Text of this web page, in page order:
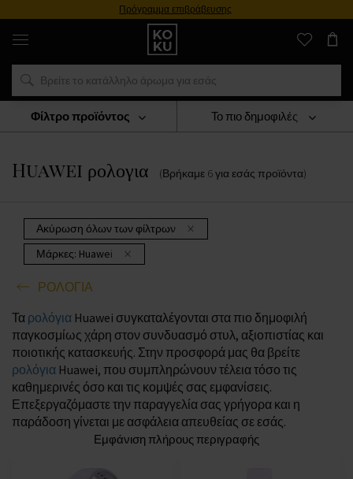
Πρόγραμμα επιβράβευσης
Αυθεντικά
αρώματα
και
ρολόγια
σε
μέρος
ΡΟΛΟΓΙΑ
Huawei Ρολογια
Huawei ρολογια (Βρήκαμε 6για εσάς προϊόντα)
Το πιο δημοφιλές
Ακύρωση όλων των φίλτρων
Μάρκες: Huawei
ΡΟΛΟΓΙΑ
Φίλτρο προϊόντος
Τα ρολόγια Huawei συγκαταλέγονται στα πιο δημοφιλή
παγκοσμίως χάρη στον συνδυασμό στυλ, αξιοπιστίας και
ποιοτικής κατασκευής. Στην προσφορά μας θα βρείτε
ρολόγια Huawei, που συμπληρώνουν τέλεια τόσο τις
καθημερινές όσο και τις κομψές σας εμφανίσεις.
Επεξεργαζόμαστε την παραγγελία σας γρήγορα και η
παράδοση γίνεται με ασφάλεια απευθείας σε εσάς.
Εμφάνιση πλήρους περιγραφής